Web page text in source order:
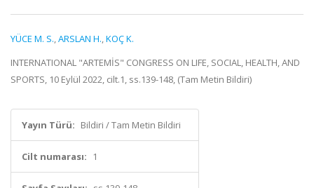
YÜCE M. S.,ARSLAN H.,KOÇ K.
INTERNATIONAL "ARTEMİS" CONGRESS ON LIFE, SOCIAL, HEALTH, AND
SPORTS, 10 Eylül 2022, cilt.1, ss.139-148, (Tam Metin Bildiri)
Yayın Türü: Bildiri / Tam Metin Bildiri
Cilt numarası: 1